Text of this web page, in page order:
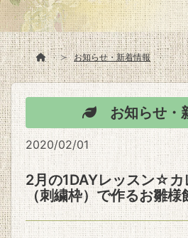
お知らせ・新着情報
お知らせ・
2020/02/01
2月の1DAYレッスン☆カ
（刺繍枠）で作るお雛様